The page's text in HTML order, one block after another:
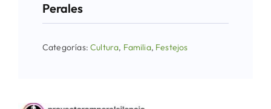
Perales
Categorías:Cultura, Familia, Festejos